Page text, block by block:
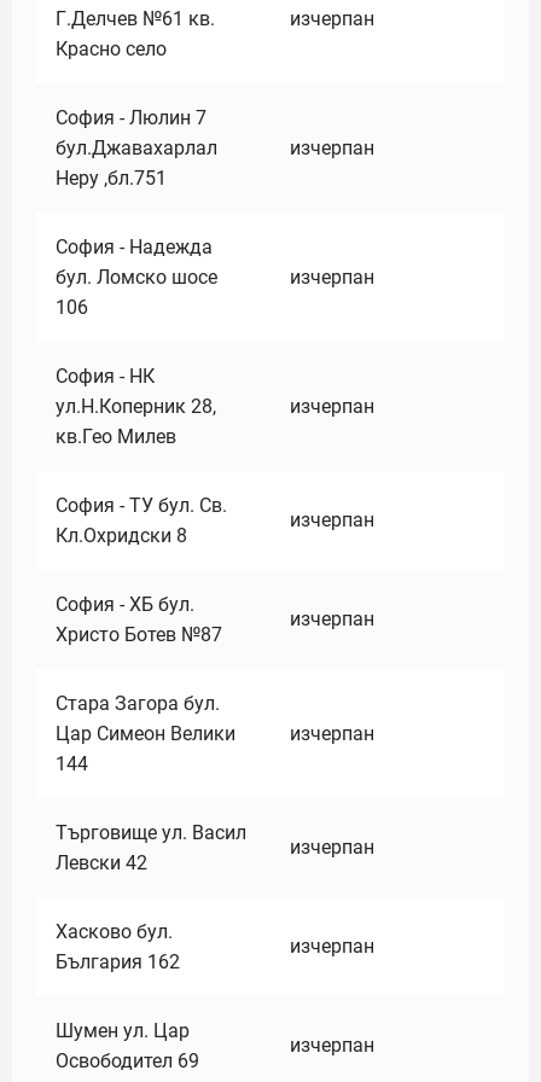
Г.Делчев №61 кв.
Красно село
изчерпан
София - Люлин 7
бул.Джавахарлал
Неру ,бл.751
изчерпан
София - Надежда
бул. Ломско шосе
106
изчерпан
София - НК
ул.Н.Коперник 28,
кв.Гео Милев
изчерпан
София - ТУ бул. Св.
Кл.Охридски 8
изчерпан
София - ХБ бул.
Христо Ботев №87
изчерпан
Стара Загора бул.
Цар Симеон Велики
144
изчерпан
Търговище ул. Васил
Левски 42
изчерпан
Хасково бул.
България 162
изчерпан
Шумен ул. Цар
Освободител 69
изчерпан